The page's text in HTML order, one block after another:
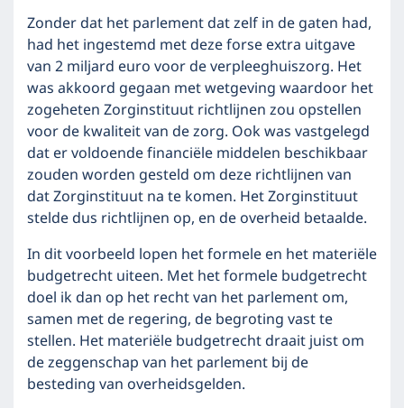
Zonder dat het parlement dat zelf in de gaten had,
had het ingestemd met deze forse extra uitgave
van 2 miljard euro voor de verpleeghuiszorg. Het
was akkoord gegaan met wetgeving waardoor het
zogeheten Zorginstituut richtlijnen zou opstellen
voor de kwaliteit van de zorg. Ook was vastgelegd
dat er voldoende financiële middelen beschikbaar
zouden worden gesteld om deze richtlijnen van
dat Zorginstituut na te komen. Het Zorginstituut
stelde dus richtlijnen op, en de overheid betaalde.
In dit voorbeeld lopen het formele en het materiële
budgetrecht uiteen. Met het formele budgetrecht
doel ik dan op het recht van het parlement om,
samen met de regering, de begroting vast te
stellen. Het materiële budgetrecht draait juist om
de zeggenschap van het parlement bij de
besteding van overheidsgelden.